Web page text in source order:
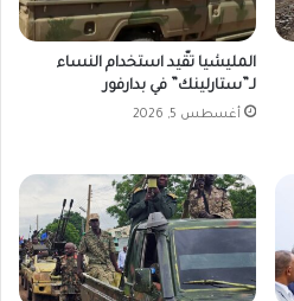
المليشيا تقّيد استخدام النساء
لـ”ستارلينك” في بدارفور
أغسطس 5, 2026